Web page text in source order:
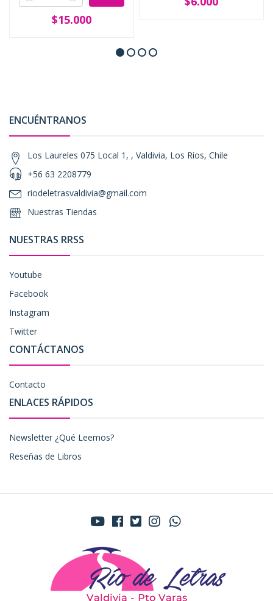
$15.000
ENCUÉNTRANOS
Los Laureles 075 Local 1, , Valdivia, Los Ríos, Chile
+56 63 2208779
riodeletrasvaldivia@gmail.com
Nuestras Tiendas
NUESTRAS RRSS
Youtube
Facebook
Instagram
Twitter
CONTÁCTANOS
Contacto
ENLACES RÁPIDOS
Newsletter ¿Qué Leemos?
Reseñas de Libros